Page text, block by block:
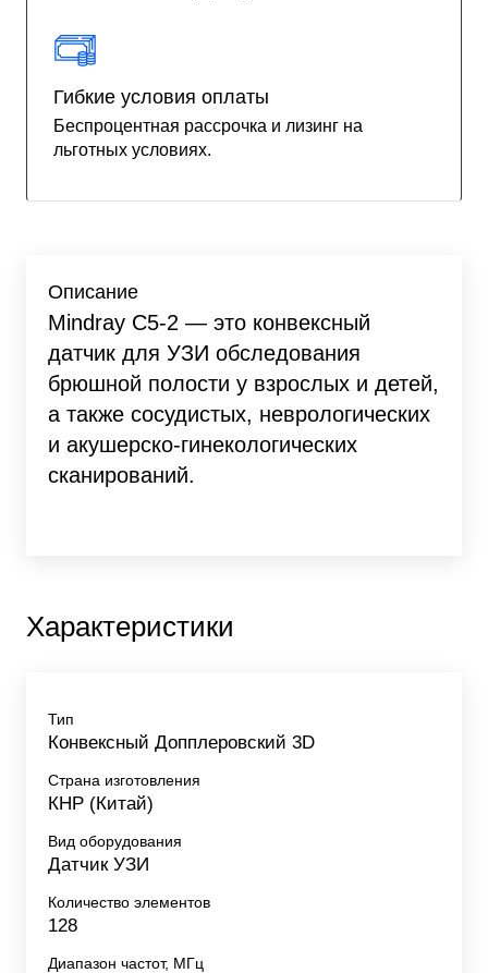
Гибкие условия оплаты
Беспроцентная рассрочка и лизинг на
льготных условиях.
Описание
Mindray C5-2 — это конвексный
датчик для УЗИ обследования
брюшной полости у взрослых и детей,
а также сосудистых, неврологических
и акушерско-гинекологических
сканирований.
Характеристики
Тип
Конвексный Допплеровский 3D
Страна изготовления
КНР (Китай)
Вид оборудования
Датчик УЗИ
Количество элементов
128
Диапазон частот, МГц